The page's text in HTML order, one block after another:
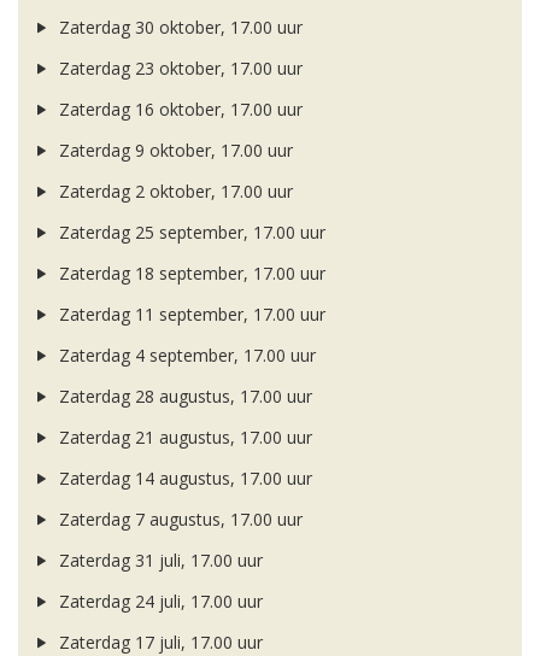
Zaterdag 30 oktober, 17.00 uur
Zaterdag 23 oktober, 17.00 uur
Zaterdag 16 oktober, 17.00 uur
Zaterdag 9 oktober, 17.00 uur
Zaterdag 2 oktober, 17.00 uur
Zaterdag 25 september, 17.00 uur
Zaterdag 18 september, 17.00 uur
Zaterdag 11 september, 17.00 uur
Zaterdag 4 september, 17.00 uur
Zaterdag 28 augustus, 17.00 uur
Zaterdag 21 augustus, 17.00 uur
Zaterdag 14 augustus, 17.00 uur
Zaterdag 7 augustus, 17.00 uur
Zaterdag 31 juli, 17.00 uur
Zaterdag 24 juli, 17.00 uur
Zaterdag 17 juli, 17.00 uur